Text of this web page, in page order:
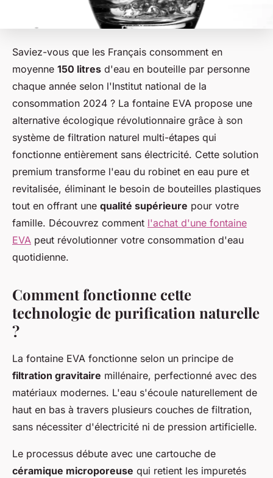
Saviez-vous que les Français consomment en
moyenne 150 litres d'eau en bouteille par personne
chaque année selon l'Institut national de la
consommation 2024 ? La fontaine EVA propose une
alternative écologique révolutionnaire grâce à son
système de filtration naturel multi-étapes qui
fonctionne entièrement sans électricité. Cette solution
premium transforme l'eau du robinet en eau pure et
revitalisée, éliminant le besoin de bouteilles plastiques
tout en offrant une qualité supérieure pour votre
famille. Découvrez comment l'achat d'une fontaine
EVA peut révolutionner votre consommation d'eau
quotidienne.
Comment fonctionne cette
technologie de purification naturelle
?
La fontaine EVA fonctionne selon un principe de
filtration gravitaire millénaire, perfectionné avec des
matériaux modernes. L'eau s'écoule naturellement de
haut en bas à travers plusieurs couches de filtration,
sans nécessiter d'électricité ni de pression artificielle.
Le processus débute avec une cartouche de
céramique microporeuse qui retient les impuretés